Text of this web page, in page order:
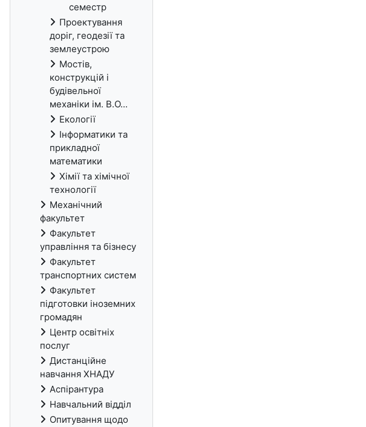
семестр
Проектування
доріг, геодезії та
землеустрою
Мостів,
конструкцій і
будівельної
механіки ім. В.О...
Екології
Інформатики та
прикладної
математики
Хімії та хімічної
технології
Механічний
факультет
Факультет
управління та бізнесу
Факультет
транспортних систем
Факультет
підготовки іноземних
громадян
Центр освітніх
послуг
Дистанційне
навчання ХНАДУ
Аспірантура
Навчальний відділ
Опитування щодо